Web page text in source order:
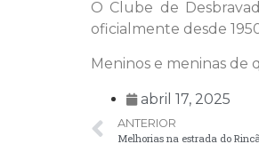
O Clube de
oficialmente desde
Meninos e meninas
abril 17, 2025
ANTERIOR
Melhorias na estrada do